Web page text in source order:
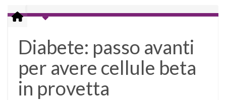
Diabete: passo avanti
per avere cellule beta
in provetta